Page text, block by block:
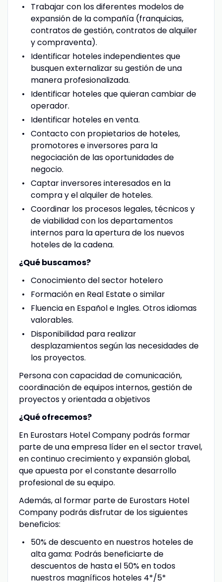
Trabajar con los diferentes modelos de
expansión de la compañía (franquicias,
contratos de gestión, contratos de alquiler
y compraventa).
Identificar hoteles independientes que
busquen externalizar su gestión de una
manera profesionalizada.
Identificar hoteles que quieran cambiar de
operador.
Identificar hoteles en venta.
Contacto con propietarios de hoteles,
promotores e inversores para la
negociación de las oportunidades de
negocio.
Captar inversores interesados en la
compra y el alquiler de hoteles.
Coordinar los procesos legales, técnicos y
de viabilidad con los departamentos
internos para la apertura de los nuevos
hoteles de la cadena.
¿Qué buscamos?
Conocimiento del sector hotelero
Formación en Real Estate o similar
Fluencia en Español e Ingles. Otros idiomas
valorables.
Disponibilidad para realizar
desplazamientos según las necesidades de
los proyectos.
Persona con capacidad de comunicación,
coordinación de equipos internos, gestión de
proyectos y orientada a objetivos
¿Qué ofrecemos?
En Eurostars Hotel Company podrás formar
parte de una empresa líder en el sector travel,
en continuo crecimiento y expansión global,
que apuesta por el constante desarrollo
profesional de su equipo.
Además, al formar parte de Eurostars Hotel
Company podrás disfrutar de los siguientes
beneficios:
50% de descuento en nuestros hoteles de
alta gama: Podrás beneficiarte de
descuentos de hasta el 50% en todos
nuestros magníficos hoteles 4*/5*